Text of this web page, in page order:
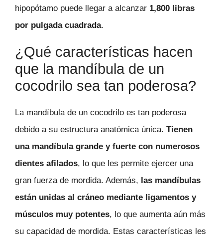
hipopótamo puede llegar a alcanzar 1,800 libras
por pulgada cuadrada.
¿Qué características hacen
que la mandíbula de un
cocodrilo sea tan poderosa?
La mandíbula de un cocodrilo es tan poderosa
debido a su estructura anatómica única. Tienen
una mandíbula grande y fuerte con numerosos
dientes afilados, lo que les permite ejercer una
gran fuerza de mordida. Además, las mandíbulas
están unidas al cráneo mediante ligamentos y
músculos muy potentes, lo que aumenta aún más
su capacidad de mordida. Estas características les